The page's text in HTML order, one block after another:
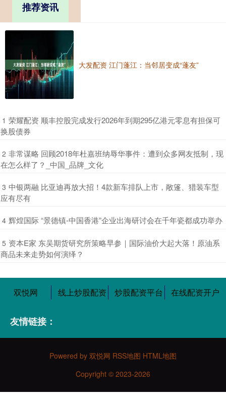
推荐资讯
大发配资 江门蓬江：当邻居变成“蓬友”
1 ​荣耀配资 顺丰控股完成发行2026年到期295亿港元零息有担保可
换股债券
2 ​非常谋略 回顾2018年杜嘉班纳辱华事件：遭到众多网友抵制，现
在怎么样了？_中国_品牌_文化
3 ​中银两融 比亚迪再放大招！4款新车排队上市，敞篷、猎装车型
应有尽有
4 ​辉煌国际 “景德镇-中国香港”企业出海研讨会在千年瓷都成功举办
5 ​资本E家 东吴期货研究所策略早参｜国际油价大起大落！原油系
商品未来走势如何演绎？
双悦网 线上炒股配资 炒股配资平台 在线配资开户
友情链接：
Powered by 双悦网 RSS地图 HTML地图
Copyright © 2023-2026